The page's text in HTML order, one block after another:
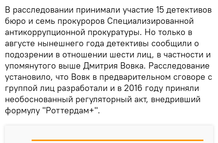
В расследовании принимали участие 15 детективов
бюро и семь прокуроров Специализированной
антикоррупционной прокуратуры. Но только в
августе нынешнего года детективы сообщили о
подозрении в отношении шести лиц, в частности и
упомянутого выше Дмитрия Вовка. Расследование
установило, что Вовк в предварительном сговоре с
группой лиц разработали и в 2016 году приняли
необоснованный регуляторный акт, внедривший
формулу "Роттердам+".